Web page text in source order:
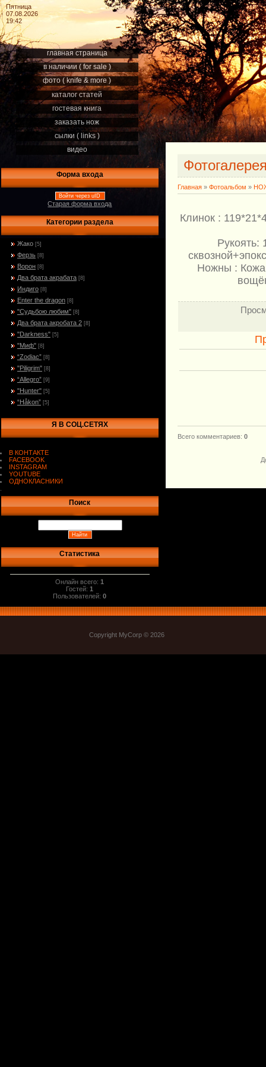
Пятница
07.08.2026
19:42
главная страница
в наличии ( for sale )
фото ( knife & more )
каталог статей
гостевая книга
заказать нож
сылки ( links )
видео
Форма входа
Войти через uID
Старая форма входа
Категории раздела
Жако [5]
Ферзь [8]
Ворон [8]
Два брата акрабата [8]
Индиго [8]
Enter the dragon [8]
"Судьбою любим" [8]
Два брата акробата 2 [8]
"Darkness" [5]
"Миф" [8]
“Zodiac” [8]
"Piligrim" [8]
“Allegro” [9]
"Hunter" [5]
“Håkon” [5]
Я В СОЦ.СЕТЯХ
В КОНТАКТЕ
FACEBOOK
INSTAGRAM
YOUTUBE
ОДНОКЛАСНИКИ
Поиск
Статистика
Онлайн всего:1
Гостей:1
Пользователей:0
Главная » Фотоальбом »
Клинок :
Ножны :
Всего комментариев: 0
Copyright MyCorp © 2026